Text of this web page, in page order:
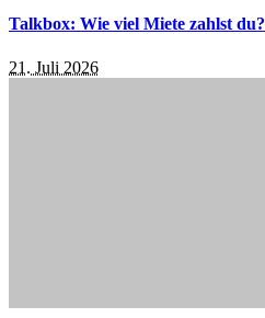
Talkbox: Wie viel Miete zahlst du?
21. Juli 2026